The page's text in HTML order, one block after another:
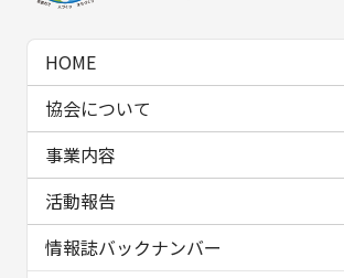
HOME
協会について
事業内容
活動報告
情報誌バックナンバー